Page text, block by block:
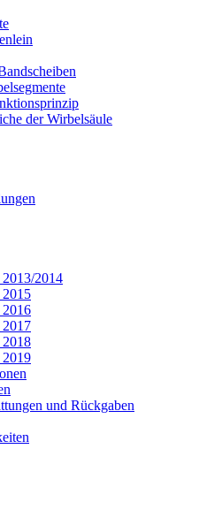
der Wirbelsäule
2013/2014
2015
2016
2017
2018
2019
und Rückgaben